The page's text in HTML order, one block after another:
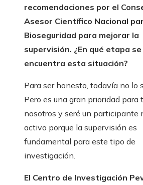
recomendaciones por el
Asesor Científico Nacional
Bioseguridad para mejorar la
supervisión. ¿En qué etapa se
encuentra esta situación?
Para ser honesto, todavía no lo
Pero es una gran prioridad para
nosotros y seré un participante
activo porque la supervisión es
fundamental para este tipo de
investigación.
El Centro de Investigación